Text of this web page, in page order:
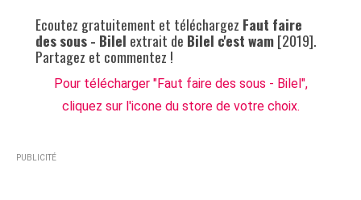
Ecoutez gratuitement et téléchargez Faut faire
des sous - Bilel extrait de Bilel c'est wam[2019].
Partagez et commentez !
Pour télécharger "Faut faire des sous - Bilel",
cliquez sur l'icone du store de votre choix.
PUBLICITÉ